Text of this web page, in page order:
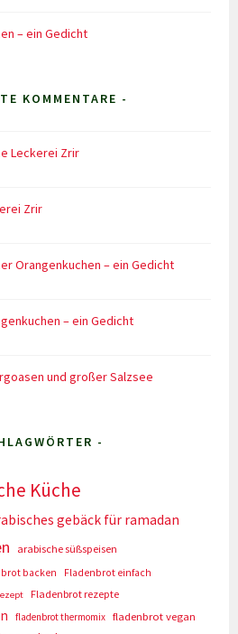
– ein Gedicht
KOMMENTARE -
Leckerei Zrir
Zrir
Orangenkuchen – ein Gedicht
– ein Gedicht
und großer Salzsee
-
Küche
gebäck für ramadan
arabische süßspeisen
backen
Fladenbrot einfach
Fladenbrot rezepte
fladenbrot thermomix fladenbrot vegan